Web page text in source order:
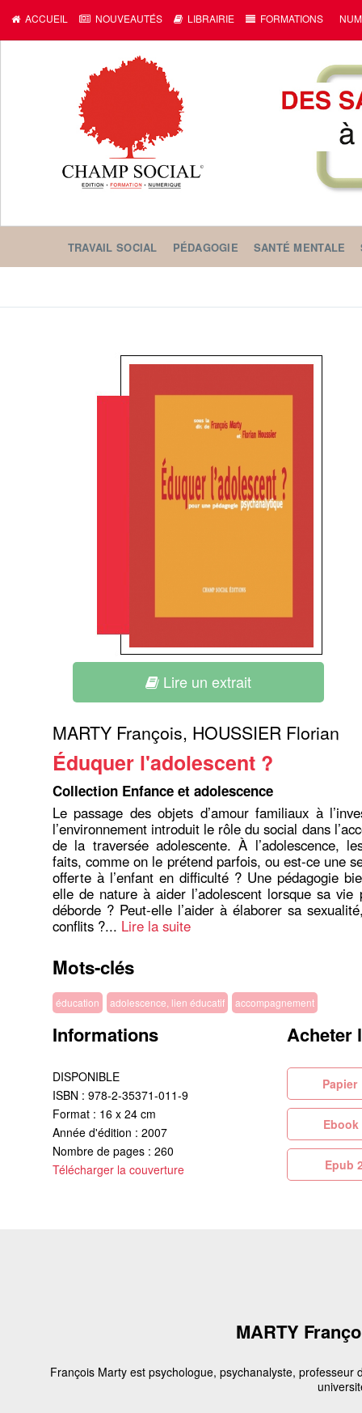
ACCUEIL NOUVEAUTÉS LIBRAIRIE FORMATIONS
TRAVAIL SOCIAL PÉDAGOGIE SANTÉ MENTALE
Lire un extrait
MARTY François, HOUSSIER Florian
Éduquer l'adolescent ?
Collection Enfance et adolescence
Le passage des objets d’amour familiaux à
l’environnement introduit le rôle du social dans
de la traversée adolescente. À l’adolescence,
faits, comme on le prétend parfois, ou est-ce une
offerte à l’enfant en difficulté ? Une pédagogie
elle de nature à aider l’adolescent lorsque sa vie
déborde ? Peut-elle l’aider à élaborer sa
conflits ?... Lire la suite
Mots-clés
éducation adolescence, lien éducatif accompagnement
Informations
DISPONIBLE
ISBN : 978-2-35371-011-9
Format : 16 x 24 cm
Année d'édition : 2007
Nombre de pages : 260
Télécharger la couverture
Acheter
MARTY
François Marty est psychologue, psychanalyste, professeur